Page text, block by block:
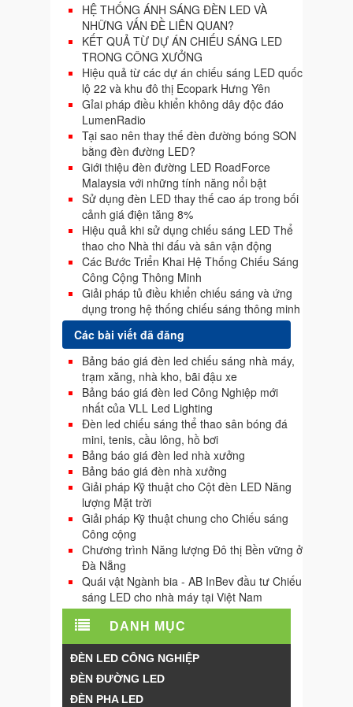
HỆ THỐNG ÁNH SÁNG ĐÈN LED VÀ
NHỮNG VẤN ĐỀ LIÊN QUAN?
KẾT QUẢ TỪ DỰ ÁN CHIẾU SÁNG LED
TRONG CÔNG XƯỞNG
Hiệu quả từ các dự án chiếu sáng LED quốc
lộ 22 và khu đô thị Ecopark Hưng Yên
Gỉai pháp điều khiển không dây độc đáo
LumenRadio
Tại sao nên thay thế đèn đường bóng SON
bằng đèn đường LED?
Giới thiệu đèn đường LED RoadForce
Malaysia với những tính năng nổi bật
Sử dụng đèn LED thay thế cao áp trong bối
cảnh giá điện tăng 8%
Hiệu quả khi sử dụng chiếu sáng LED Thể
thao cho Nhà thi đấu và sân vận động
Các Bước Triển Khai Hệ Thống Chiếu Sáng
Công Cộng Thông Minh
Giải pháp tủ điều khiển chiếu sáng và ứng
dụng trong hệ thống chiếu sáng thông minh
Các bài viết đã đăng
Bảng báo giá đèn led chiếu sáng nhà máy,
trạm xăng, nhà kho, bãi đậu xe
Bảng báo giá đèn led Công Nghiệp mới
nhất của VLL Led Lighting
Đèn led chiếu sáng thể thao sân bóng đá
mini, tenis, cầu lông, hồ bơi
Bảng báo giá đèn led nhà xưởng
Bảng báo giá đèn nhà xưởng
Giải pháp Kỹ thuật cho Cột đèn LED Năng
lượng Mặt trời
Giải pháp Kỹ thuật chung cho Chiếu sáng
Công cộng
Chương trình Năng lượng Đô thị Bền vững ở
Đà Nẵng
Quái vật Ngành bia - AB InBev đầu tư Chiếu
sáng LED cho nhà máy tại Việt Nam
DANH MỤC
ĐÈN LED CÔNG NGHIỆP
ĐÈN ĐƯỜNG LED
ĐÈN PHA LED